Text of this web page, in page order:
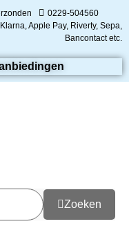
0229-504560
Apple Pay, Riverty, Sepa,
Bancontact etc.
Zoeken